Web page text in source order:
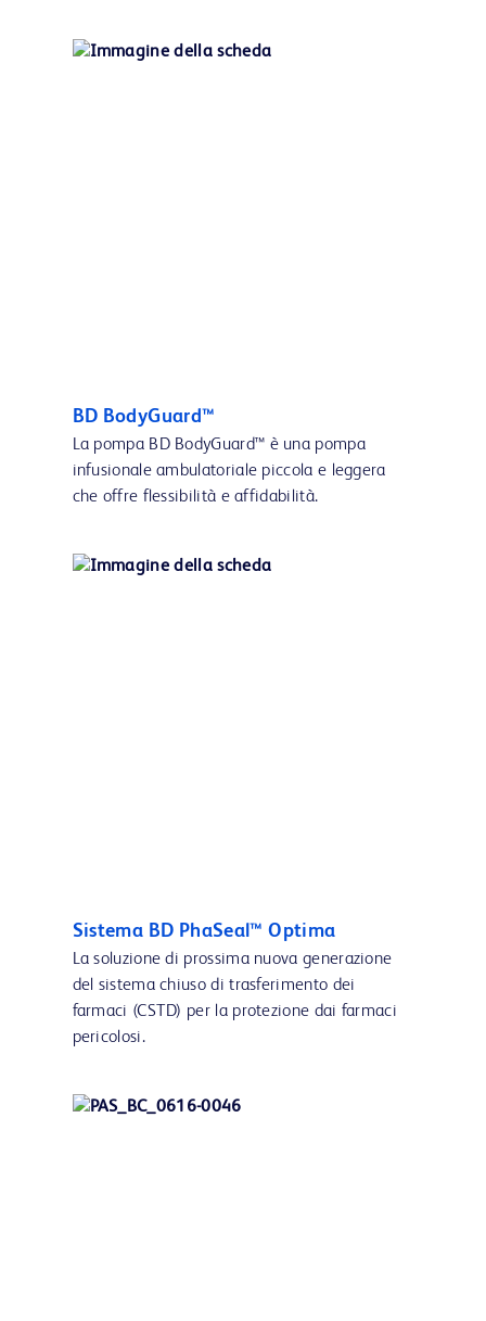
BD BodyGuard™
La pompa BD BodyGuard™ è una pompa
infusionale ambulatoriale piccola e leggera
che offre flessibilità e affidabilità.
Sistema BD PhaSeal™ Optima
La soluzione di prossima nuova generazione
del sistema chiuso di trasferimento dei
farmaci (CSTD) per la protezione dai farmaci
pericolosi.